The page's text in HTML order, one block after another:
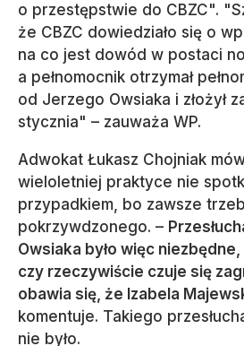
o przestępstwie do CBZC".
że CBZC dowiedziało się o
na co jest dowód w postaci
a pełnomocnik otrzymał
od Jerzego Owsiaka i złożył
stycznia" – zauważa WP.
Adwokat Łukasz Chojniak
wieloletniej praktyce nie
przypadkiem, bo zawsze
pokrzywdzonego. –
Owsiaka było więc
czy rzeczywiście czuje się
obawia się, że Izabela
komentuje. Takiego
nie było.